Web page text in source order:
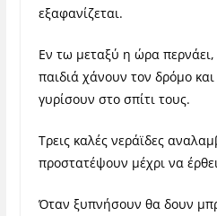
εξαφανίζεται.
Εν τω μεταξύ η ώρα περνάει,
παιδιά χάνουν τον δρόμο
γυρίσουν στο σπίτι τους.
Τρεις καλές νεράϊδες
προστατέψουν μέχρι να
Όταν ξυπνήσουν θα δουν